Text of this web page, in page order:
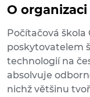
O organizaci
Počítačová škola
poskytovatelem
technologií na
absolvuje
nichž většinu